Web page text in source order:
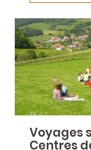
Voyages
Centres